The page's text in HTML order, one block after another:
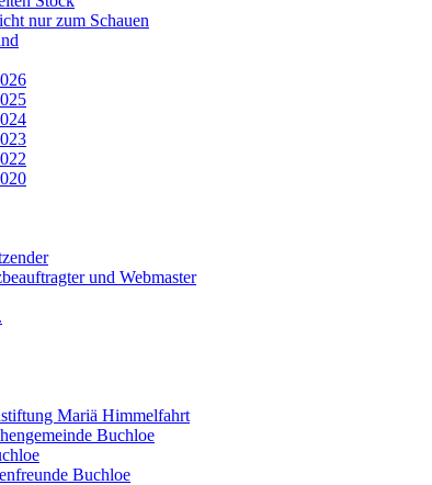
nur zum Schauen
und Webmaster
Mariä Himmelfahrt
Buchloe
Buchloe